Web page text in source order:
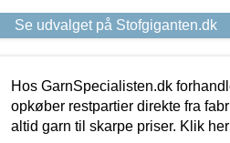
Se udvalget på Stofgiganten.dk
Hos GarnSpecialisten.dk
opkøber restpartier direkte fra
altid garn til skarpe priser. Klik